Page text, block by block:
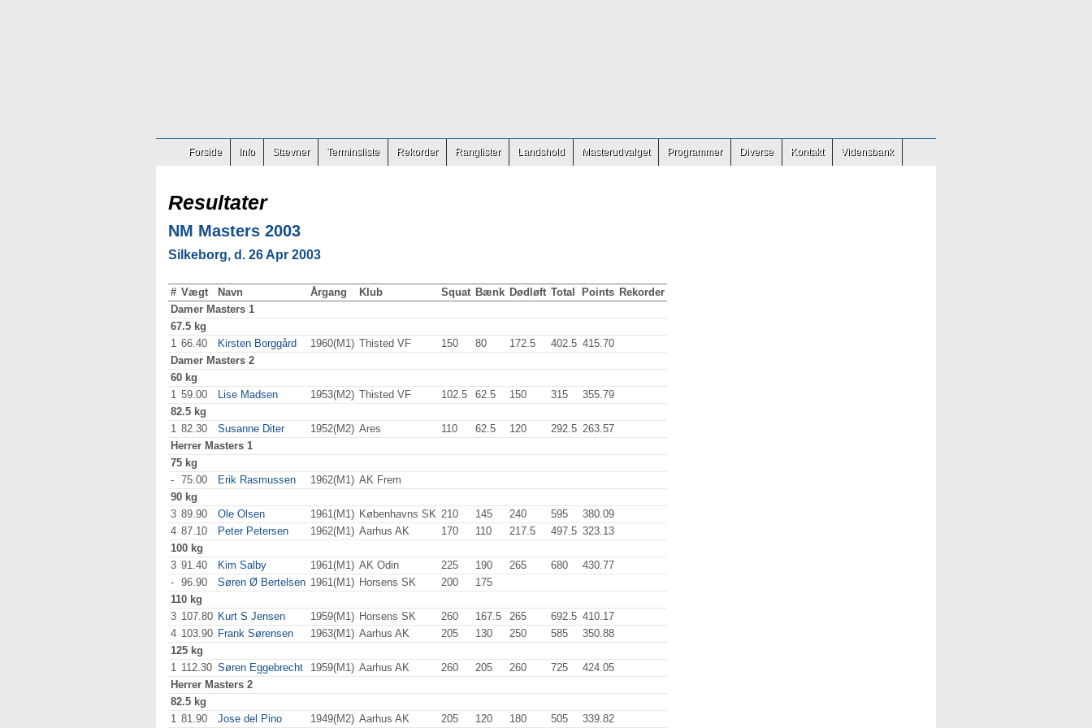
Forside Info Stævner Terminsliste Rekorder Ranglister Landshold Masterudvalget Programmer Diverse Kontakt Vidensbank
Resultater
NM Masters 2003
Silkeborg, d. 26 Apr 2003
# Vægt Navn Årgang Klub Squat Bænk Dødløft Total Points Rekorder
Damer Masters 1
67.5 kg
1 66.40 Kirsten Borggård 1960(M1) Thisted VF 150 80 172.5 402.5 415.70
Damer Masters 2
60 kg
1 59.00 Lise Madsen 1953(M2) Thisted VF 102.5 62.5 150 315
355.79
82.5 kg
1 82.30 Susanne Diter 1952(M2) Ares 110 62.5 120 292.5 263.57
Herrer Masters 1
75 kg
- 75.00 Erik Rasmussen 1962(M1) AK Frem
90 kg
3 89.90 Ole Olsen 1961(M1) Københavns SK 210 145 240 595
380.09
4 87.10 Peter Petersen 1962(M1) Aarhus AK 170 110 217.5 497.5 323.13
100 kg
3 91.40 Kim Salby 1961(M1) AK Odin 225 190 265 680
430.77
- 96.90 Søren Ø Bertelsen 1961(M1) Horsens SK 200 175
110 kg
3 107.80 Kurt S Jensen 1959(M1) Horsens SK 260 167.5 265 692.5 410.17
4 103.90 Frank Sørensen 1963(M1) Aarhus AK 205 130 250 585
350.88
125 kg
1 112.30 Søren Eggebrecht 1959(M1) Aarhus AK 260 205 260 725
424.05
Herrer Masters 2
82.5 kg
1 81.90 Jose del Pino 1949(M2) Aarhus AK 205 120 180 505 339.82